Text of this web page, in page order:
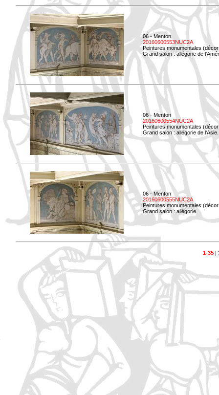
06 - Menton
20160600553NUC2A
Peintures monumentales
Grand salon : allégorie de
06 - Menton
20160600554NUC2A
Peintures monumentales
Grand salon : allégorie de l'Asie.
06 - Menton
20160600555NUC2A
Peintures monumentales
Grand salon : allégorie.
1-35|